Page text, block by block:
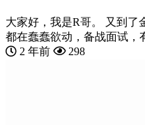
大家好，我是R哥。 又到了
都在蠢蠢欲动，备战面试，
2 年前
298